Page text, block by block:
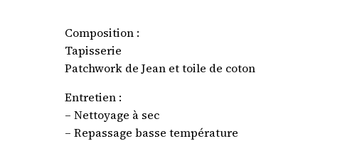
Composition :
Tapisserie
Patchwork de Jean et toile de coton
Entretien :
– Nettoyage à sec
– Repassage basse température